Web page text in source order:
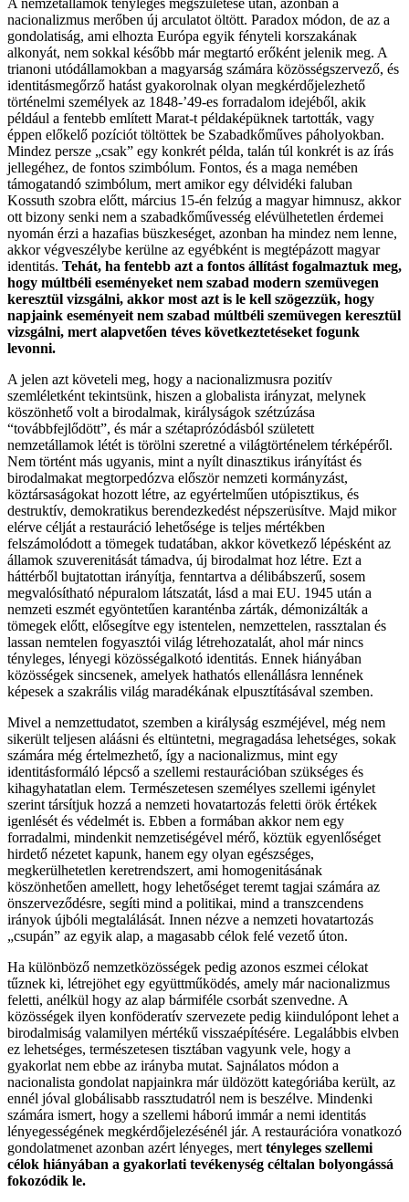
nacionalizmus merőben új arculatot öltött. Paradox módon, de az a
gondolatiság, ami elhozta Európa egyik fényteli korszakának
alkonyát, nem sokkal később már megtartó erőként jelenik meg. A
trianoni utódállamokban a magyarság számára közösségszervező, és
identitásmegőrző hatást gyakorolnak olyan megkérdőjelezhető
történelmi személyek az 1848-’49-es forradalom idejéből, akik
például a fentebb említett Marat-t példaképüknek tartották, vagy
éppen előkelő pozíciót töltöttek be Szabadkőműves páholyokban.
Mindez persze „csak” egy konkrét példa, talán túl konkrét is az írás
jellegéhez, de fontos szimbólum. Fontos, és a maga nemében
támogatandó szimbólum, mert amikor egy délvidéki faluban
Kossuth szobra előtt, március 15-én felzúg a magyar himnusz, akkor
ott bizony senki nem a szabadkőművesség elévülhetetlen érdemei
nyomán érzi a hazafias büszkeséget, azonban ha mindez nem lenne,
akkor végveszélybe kerülne az egyébként is megtépázott magyar
identitás. Tehát, ha fentebb azt a fontos állítást fogalmaztuk meg,
hogy múltbéli eseményeket nem szabad modern szemüvegen
keresztül vizsgálni, akkor most azt is le kell szögezzük, hogy
napjaink eseményeit nem szabad múltbéli szemüvegen keresztül
vizsgálni, mert alapvetően téves következtetéseket fogunk
levonni.
A jelen azt követeli meg, hogy a nacionalizmusra pozitív
szemléletként tekintsünk, hiszen a globalista irányzat, melynek
köszönhető volt a birodalmak, királyságok szétzúzása
“továbbfejlődött”, és már a szétaprózódásból született
nemzetállamok létét is törölni szeretné a világtörténelem térképéről.
Nem történt más ugyanis, mint a nyílt dinasztikus irányítást és
birodalmakat megtorpedózva először nemzeti kormányzást,
köztársaságokat hozott létre, az egyértelműen utópisztikus, és
destruktív, demokratikus berendezkedést népszerüsítve. Majd mikor
elérve célját a restauráció lehetősége is teljes mértékben
felszámolódott a tömegek tudatában, akkor következő lépésként az
államok szuverenitását támadva, új birodalmat hoz létre. Ezt a
háttérből bujtatottan irányítja, fenntartva a délibábszerű, sosem
megvalósítható népuralom látszatát, lásd a mai EU. 1945 után a
nemzeti eszmét egyöntetűen karanténba zárták, démonizálták a
tömegek előtt, elősegítve egy istentelen, nemzettelen, rassztalan és
lassan nemtelen fogyasztói világ létrehozatalát, ahol már nincs
tényleges, lényegi közösségalkotó identitás. Ennek hiányában
közösségek sincsenek, amelyek hathatós ellenállásra lennének
képesek a szakrális világ maradékának elpusztításával szemben.
Mivel a nemzettudatot, szemben a királyság eszméjével, még nem
sikerült teljesen aláásni és eltüntetni, megragadása lehetséges, sokak
számára még értelmezhető, így a nacionalizmus, mint egy
identitásformáló lépcső a szellemi restaurációban szükséges és
kihagyhatatlan elem. Természetesen személyes szellemi igénylet
szerint társítjuk hozzá a nemzeti hovatartozás feletti örök értékek
igenlését és védelmét is. Ebben a formában akkor nem egy
forradalmi, mindenkit nemzetiségével mérő, köztük egyenlőséget
hirdető nézetet kapunk, hanem egy olyan egészséges,
megkerülhetetlen keretrendszert, ami homogenitásának
köszönhetően amellett, hogy lehetőséget teremt tagjai számára az
önszerveződésre, segíti mind a politikai, mind a transzcendens
irányok újbóli megtalálását. Innen nézve a nemzeti hovatartozás
„csupán” az egyik alap, a magasabb célok felé vezető úton.
Ha különböző nemzetközösségek pedig azonos eszmei célokat
tűznek ki, létrejöhet egy együttműködés, amely már nacionalizmus
feletti, anélkül hogy az alap bármiféle csorbát szenvedne. A
közösségek ilyen konföderatív szervezete pedig kiindulópont lehet a
birodalmiság valamilyen mértékű visszaépítésére. Legalábbis elvben
ez lehetséges, természetesen tisztában vagyunk vele, hogy a
gyakorlat nem ebbe az irányba mutat. Sajnálatos módon a
nacionalista gondolat napjainkra már üldözött kategóriába került, az
ennél jóval globálisabb rassztudatról nem is beszélve. Mindenki
számára ismert, hogy a szellemi háború immár a nemi identitás
lényegességének megkérdőjelezésénél jár. A restaurációra vonatkozó
gondolatmenet azonban azért lényeges, mert tényleges szellemi
célok hiányában a gyakorlati tevékenység céltalan bolyongássá
fokozódik le.